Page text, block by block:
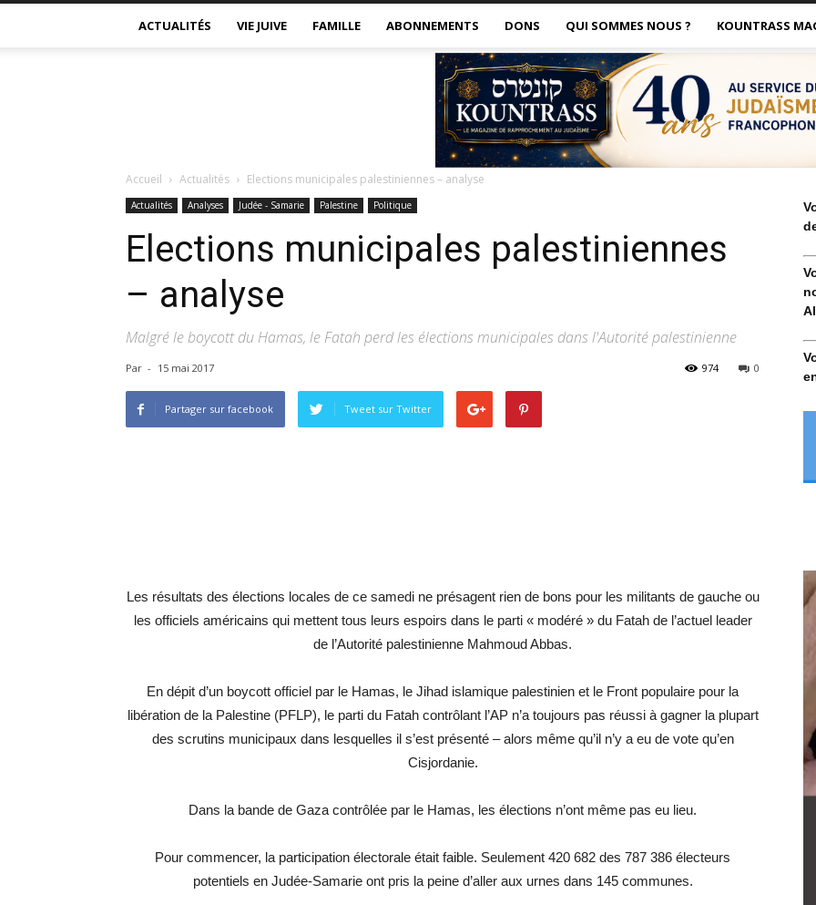
ACTUALITÉS VIE JUIVE FAMILLE ABONNEMENTS DONS QUI SOMMES NOUS ? KOUNTRASS
Accueil Actualités Elections municipales palestiniennes – analyse
Actualités Analyses Judée - Samarie Palestine Politique
Elections municipales palestiniennes
– analyse
Malgré le boycott du Hamas, le Fatah perd les élections municipales dans l'Autorité palestinienne
Par - 15 mai 2017 0
974
Partager sur facebook Tweet sur Twitter
Les résultats des élections locales de ce samedi ne présagent rien de bons pour les militants de gauche ou
les officiels américains qui mettent tous leurs espoirs dans le parti « modéré » du Fatah de l’actuel leader
de l’Autorité palestinienne Mahmoud Abbas.
En dépit d’un boycott officiel par le Hamas, le Jihad islamique palestinien et le Front populaire pour la
libération de la Palestine (PFLP), le parti du Fatah contrôlant l’AP n’a toujours pas réussi à gagner la plupart
des scrutins municipaux dans lesquelles il s’est présenté – alors même qu’il n’y a eu de vote qu’en
Cisjordanie.
Dans la bande de Gaza contrôlée par le Hamas, les élections n’ont même pas eu lieu.
Pour commencer, la participation électorale était faible. Seulement 420 682 des 787 386 électeurs
potentiels en Judée-Samarie ont pris la peine d’aller aux urnes dans 145 communes.